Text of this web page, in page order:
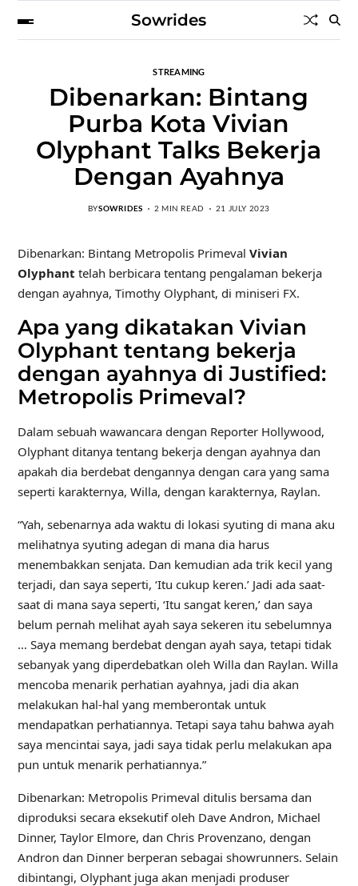
Sowrides
STREAMING
Dibenarkan: Bintang
Purba Kota Vivian
Olyphant Talks Bekerja
Dengan Ayahnya
BYSOWRIDES 2 MIN READ 21 JULY 2023
Dibenarkan: Bintang Metropolis Primeval Vivian
Olyphant telah berbicara tentang pengalaman bekerja
dengan ayahnya, Timothy Olyphant, di miniseri FX.
Apa yang dikatakan Vivian
Olyphant tentang bekerja
dengan ayahnya di Justified:
Metropolis Primeval?
Dalam sebuah wawancara dengan Reporter Hollywood,
Olyphant ditanya tentang bekerja dengan ayahnya dan
apakah dia berdebat dengannya dengan cara yang sama
seperti karakternya, Willa, dengan karakternya, Raylan.
“Yah, sebenarnya ada waktu di lokasi syuting di mana aku
melihatnya syuting adegan di mana dia harus
menembakkan senjata. Dan kemudian ada trik kecil yang
terjadi, dan saya seperti, ‘Itu cukup keren.’ Jadi ada saat-
saat di mana saya seperti, ‘Itu sangat keren,’ dan saya
belum pernah melihat ayah saya sekeren itu sebelumnya
… Saya memang berdebat dengan ayah saya, tetapi tidak
sebanyak yang diperdebatkan oleh Willa dan Raylan. Willa
mencoba menarik perhatian ayahnya, jadi dia akan
melakukan hal-hal yang memberontak untuk
mendapatkan perhatiannya. Tetapi saya tahu bahwa ayah
saya mencintai saya, jadi saya tidak perlu melakukan apa
pun untuk menarik perhatiannya.”
Dibenarkan: Metropolis Primeval ditulis bersama dan
diproduksi secara eksekutif oleh Dave Andron, Michael
Dinner, Taylor Elmore, dan Chris Provenzano, dengan
Andron dan Dinner berperan sebagai showrunners. Selain
dibintangi, Olyphant juga akan menjadi produser